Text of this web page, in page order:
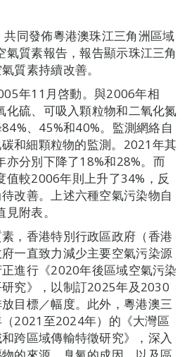
同發佈粵港澳珠江三角洲區域
質素報告，報告顯示珠江三角
質素持續改善。
年11月啓動。與2006年相
化硫、可吸入顆粒物和二氧化氮
、45%和40%。監測網絡自
和細顆粒物的監測。2021年其
亦分別下降了18%和28%。而
值較2006年則上升了34%，反
改善。上述六種空氣污染物自
附表。
，香港特別行政區政府（香港
一直致力減少主要空氣污染源
進行《2020年後區域空氣污染
究》，以制訂2025年及2030
目標／幅度。此外，粵港澳三
2021至2024年）的《大灣區
跨區域傳輸特徵研究》，深入